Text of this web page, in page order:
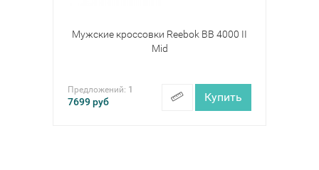
Мужские кроссовки Reebok BB 4000 II
Mid
Предложений: 1
7699руб Купить